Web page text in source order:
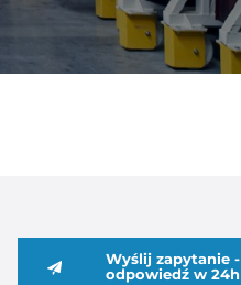
Wyślij zapytanie -
odpowiedź w 24h